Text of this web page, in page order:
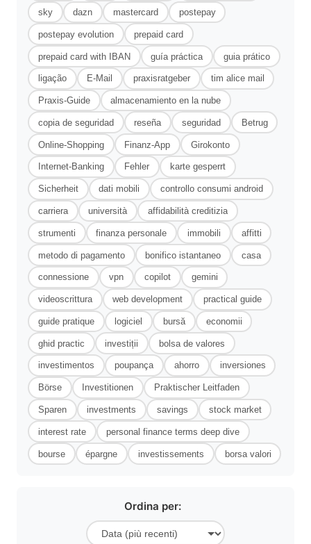
sky dazn mastercard postepay
postepay evolution prepaid card
prepaid card with IBAN guía práctica guia prático
ligação E-Mail praxisratgeber tim alice mail
Praxis-Guide almacenamiento en la nube
copia de seguridad reseña seguridad Betrug
Online-Shopping Finanz-App Girokonto
Internet-Banking Fehler karte gesperrt
Sicherheit dati mobili controllo consumi android
carriera università affidabilità creditizia
strumenti finanza personale immobili affitti
metodo di pagamento bonifico istantaneo casa
connessione vpn copilot gemini
videoscrittura web development practical guide
guide pratique logiciel bursă economii
ghid practic investiții bolsa de valores
investimentos poupança ahorro inversiones
Börse Investitionen Praktischer Leitfaden
Sparen investments savings stock market
interest rate personal finance terms deep dive
bourse épargne investissements borsa valori
Ordina per: